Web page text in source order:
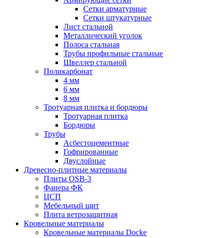
Сетки арматурные
Сетки штукатурные
Лист стальной
Металлический уголок
Полоса стальная
Трубы профильные стальные
Швеллер стальной
Поликарбонат
4 мм
6 мм
8 мм
Тротуарная плитка и бордюры
Тротуарная плитка
Бордюры
Трубы
Асбестоцементные
Гофрированные
Двуслойные
Древесно-плитные материалы
Плиты OSB-3
Фанера ФК
ЦСП
Мебельный щит
Плита ветрозащитная
Кровельные материалы
Кровельные материалы Docke